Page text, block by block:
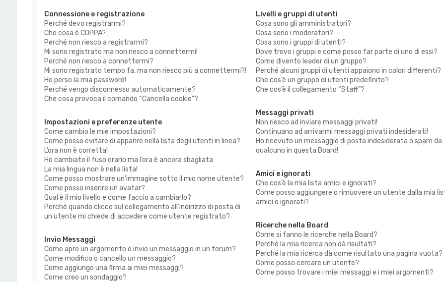
Connessione e registrazione
Perché devo registrarmi?
Che cosa è COPPA?
Perché non riesco a registrarmi?
Mi sono registrato ma non riesco a connettermi!
Perché non riesco a connettermi?
Mi sono registrato tempo fa, ma non riesco più a connettermi?!
Ho perso la mia password!
Perché vengo disconnesso automaticamente?
Che cosa provoca il comando “Cancella cookie”?
Impostazioni e preferenze utente
Come cambio le mie impostazioni?
Come posso evitare di apparire nella lista degli utenti in linea?
L’ora non è corretta!
Ho cambiato il fuso orario ma l’ora è ancora sbagliata
La mia lingua non è nella lista!
Come posso mostrare un’immagine sotto il mio nome utente?
Come posso inserire un avatar?
Qual è il mio livello e come faccio a cambiarlo?
Perché quando clicco sul collegamento all’indirizzo di posta di
un utente mi chiede di accedere come utente registrato?
Invio Messaggi
Come apro un argomento o invio un messaggio in un forum?
Come modifico o cancello un messaggio?
Come aggiungo una firma ai miei messaggi?
Come creo un sondaggio?
Livelli e gruppi di utenti
Cosa sono gli amministratori?
Cosa sono i moderatori?
Cosa sono i gruppi di utenti?
Dove trovo i gruppi e come posso far parte di uno di essi?
Come divento leader di un gruppo?
Perché alcuni gruppi di utenti appaiono in colori differenti?
Che cos’è un gruppo di utenti predefinito?
Che cos’è il collegamento “Staff”?
Messaggi privati
Non riesco ad inviare messaggi privati!
Continuano ad arrivarmi messaggi privati indesiderati!
Ho ricevuto un messaggio di posta indesiderata o spam da
qualcuno in questa Board!
Amici e ignorati
Che cos’è la mia lista amici e ignorati?
Come posso aggiungere o rimuovere un utente dalla mia
amici o ignorati?
Ricerche nella Board
Come si fanno le ricerche nella Board?
Perché la mia ricerca non dà risultati?
Perché la mia ricerca dà come risultato una pagina vuota?
Come posso cercare un utente?
Come posso trovare i miei messaggi e i miei argomenti?